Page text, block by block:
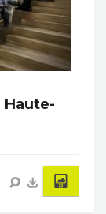
Haute-